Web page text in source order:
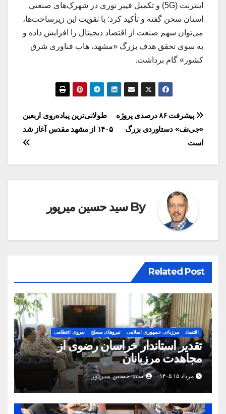
اینترنت (5G) و تکمیل فیبر نوری در شهرک‌های صنعتی
استان سخن گفته و تأکید کرد: با تقویت این زیرساخت‌ها،
می‌توان سهم صنعت از اقتصاد دیجیتال را افزایش داده و
به سوی تحقق هدف بزرگ «مشهد، هاب فناوری شرق
کشور» گام برداشت.
راهبری
نوشته
طولانی‌ترین پیاده‌روی اربعین
۱۴۰۵ از مشهد مقدس آغاز شد
پیشرفت ۸۶ درصدی پروژه
«جی‌نف» دستاوردی بزرگ
است
By سید حسین میرپور
Related Post
اقتصاد مرزبانی جمهوری اسلامی نیروهای مسلح نیروی انتظامی
تقدیر استاندار خراسان رضوی از
مجاهدت مرزبانان
مرداد ۱۵ ۱۴۰۵ سید حسین میرپور